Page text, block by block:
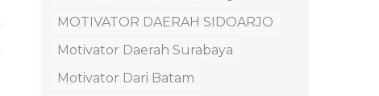
MOTIVATOR DAERAH SIDOARJO
Motivator Daerah Surabaya
Motivator Dari Batam